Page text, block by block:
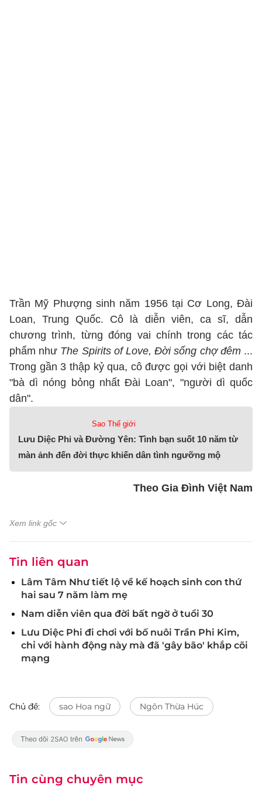
Trần Mỹ Phượng sinh năm 1956 tại Cơ Long, Đài
Loan, Trung Quốc. Cô là diễn viên, ca sĩ, dẫn
chương trình, từng đóng vai chính trong các tác
phẩm như The Spirits of Love, Đời sống chợ đêm ...
Trong gần 3 thập kỷ qua, cô được gọi với biệt danh
"bà dì nóng bỏng nhất Đài Loan", "người dì quốc
dân".
Sao Thế giới
Lưu Diệc Phi và Đường Yên: Tình bạn suốt 10 năm từ
màn ảnh đến đời thực khiến dân tình ngưỡng mộ
Theo Gia Đình Việt Nam
Xem link gốc
Tin liên quan
Lâm Tâm Như tiết lộ về kế hoạch sinh con thứ
hai sau 7 năm làm mẹ
Nam diễn viên qua đời bất ngờ ở tuổi 30
Lưu Diệc Phi đi chơi với bố nuôi Trần Phi Kim,
chỉ với hành động này mà đã 'gây bão' khắp cõi
mạng
Chủ đề: sao Hoa ngữ Ngôn Thừa Húc
Tin cùng chuyên mục